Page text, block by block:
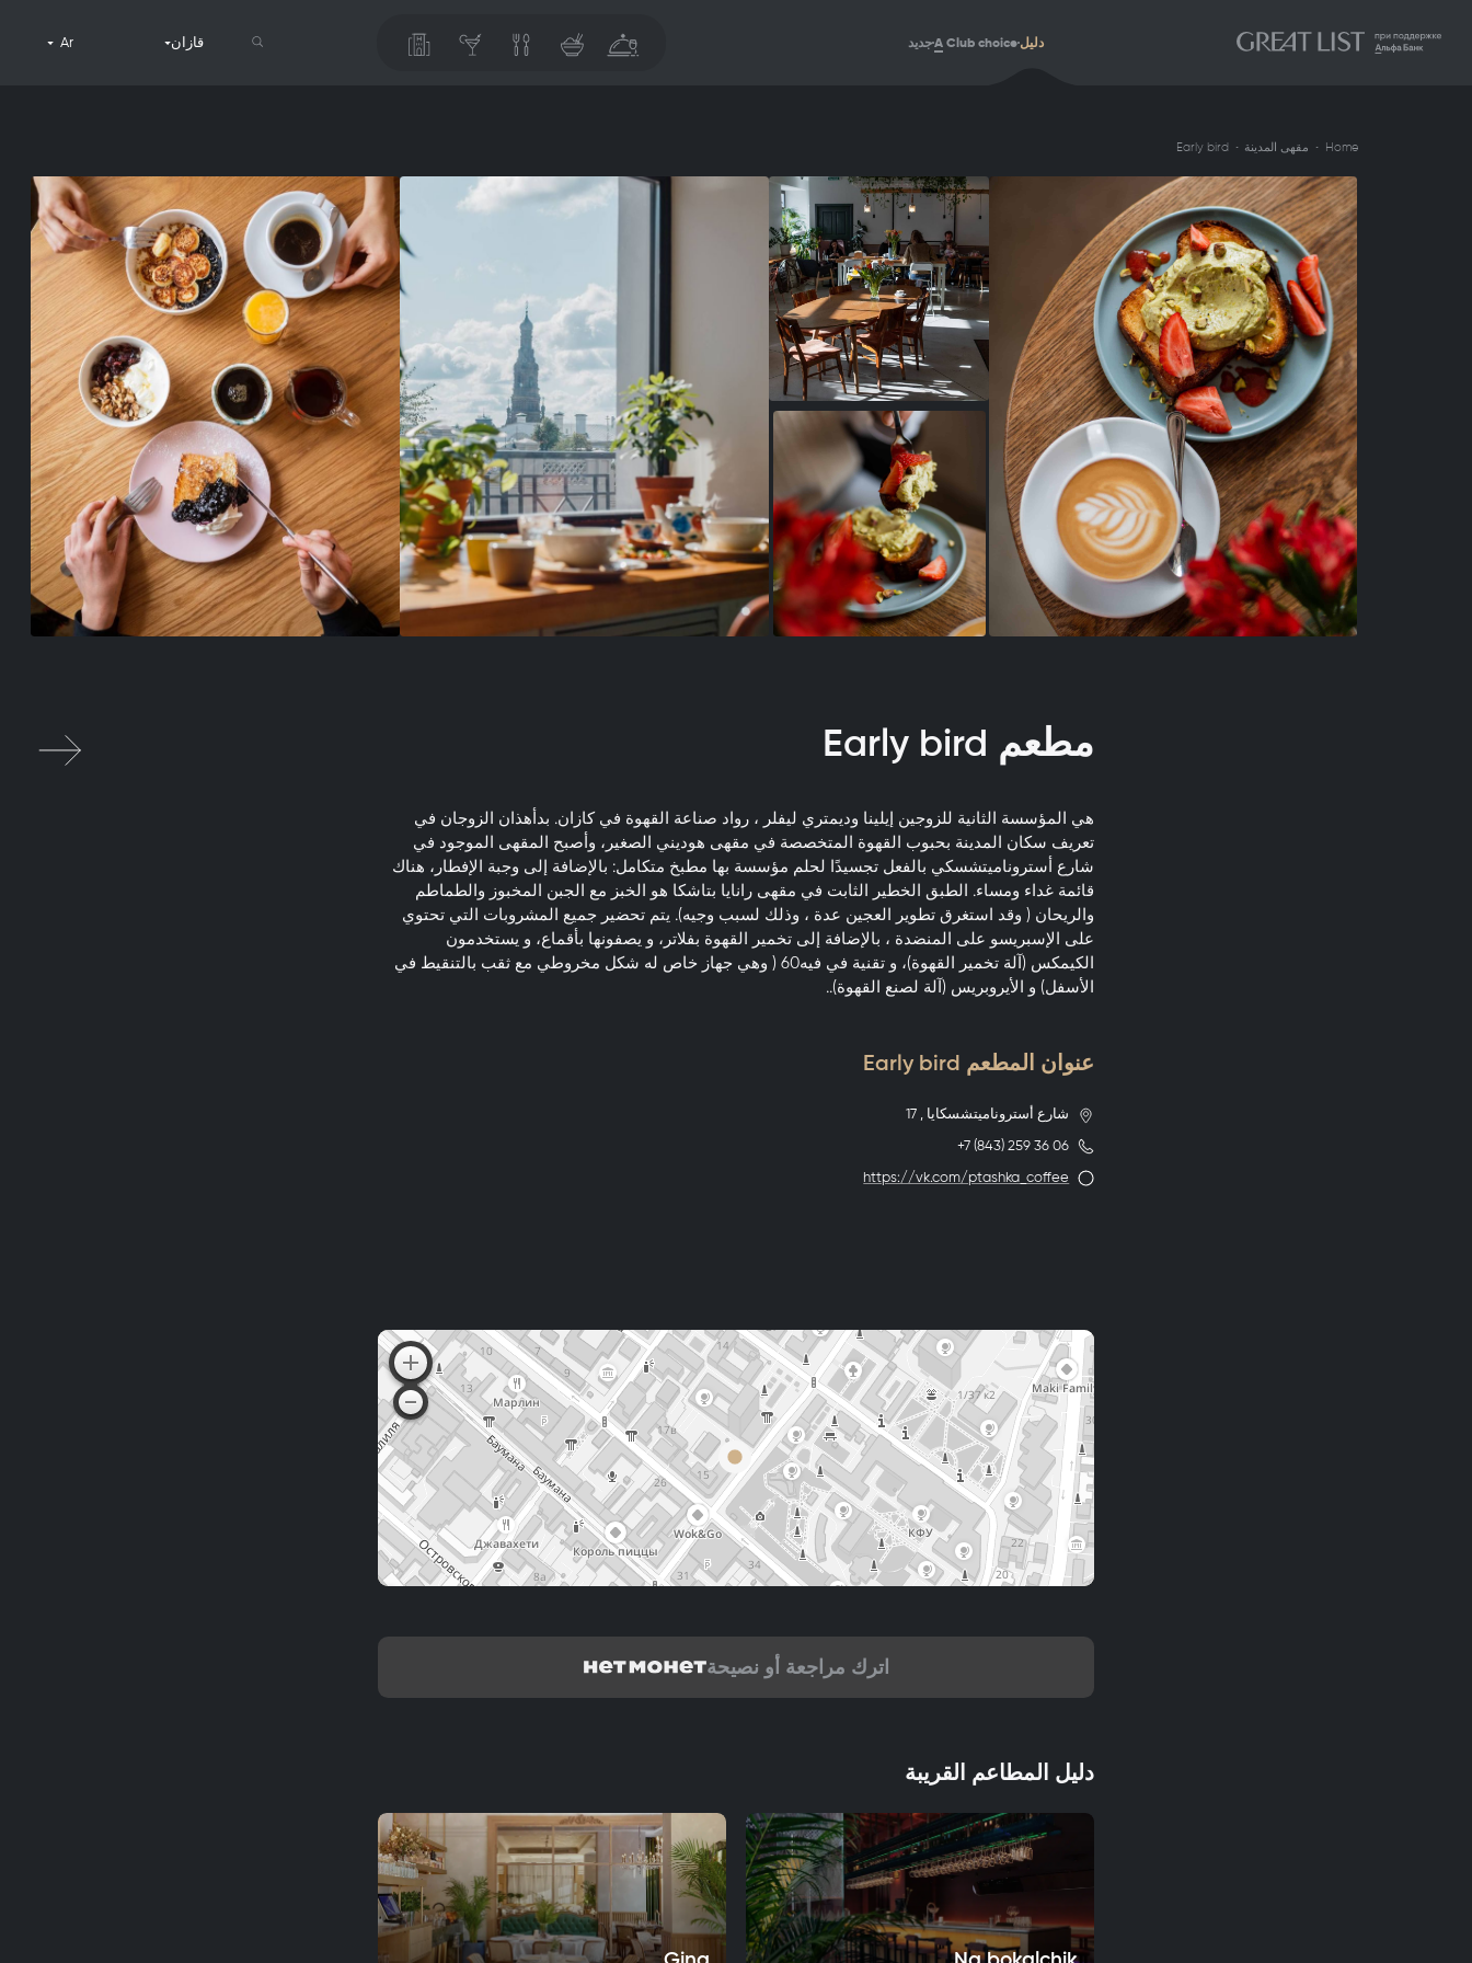
دليل A Club choice جديد قازان Ar
Home مقهى المدينة Early bird
مطعم Early bird
هي المؤسسة الثانية للزوجين إيلينا وديمتري ليفلر ، رواد صناعة القهوة في كازان. بدأهذان الزوجان في
تعريف سكان المدينة بحبوب القهوة المتخصصة في مقهى هوديني الصغير، وأصبح المقهى الموجود في
شارع أستروناميتشسكي بالفعل تجسيدًا لحلم مؤسسة بها مطبخ متكامل: بالإضافة إلى وجبة الإفطار، هناك
قائمة غداء ومساء. الطبق الخطير الثابت في مقهى رانايا بتاشكا هو الخبز مع الجبن المخبوز والطماطم
والريحان ( وقد استغرق تطوير العجين عدة ، وذلك لسبب وجيه). يتم تحضير جميع المشروبات التي تحتوي
على الإسبريسو على المنضدة ، بالإضافة إلى تخمير القهوة بفلاتر، و يصفونها بأقماع، و يستخدمون
الكيمكس (آلة تخمير القهوة)، و تقنية في فيه60 ( وهي جهاز خاص له شكل مخروطي مع ثقب بالتنقيط في
الأسفل) و الأيروبريس (آلة لصنع القهوة)..
عنوان المطعم Early bird
شارع أستروناميتشسكايا , 17
+7 (843) 259 36 06
https://vk.com/ptashka_coffee
اترك مراجعة أو نصيحة
دليل المطاعم القريبة